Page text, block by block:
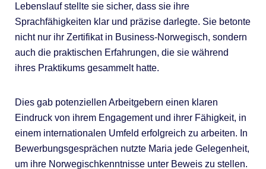
Lebenslauf stellte sie sicher, dass sie ihre
Sprachfähigkeiten klar und präzise darlegte. Sie betonte
nicht nur ihr Zertifikat in Business-Norwegisch, sondern
auch die praktischen Erfahrungen, die sie während
ihres Praktikums gesammelt hatte.
Dies gab potenziellen Arbeitgebern einen klaren
Eindruck von ihrem Engagement und ihrer Fähigkeit, in
einem internationalen Umfeld erfolgreich zu arbeiten. In
Bewerbungsgesprächen nutzte Maria jede Gelegenheit,
um ihre Norwegischkenntnisse unter Beweis zu stellen.